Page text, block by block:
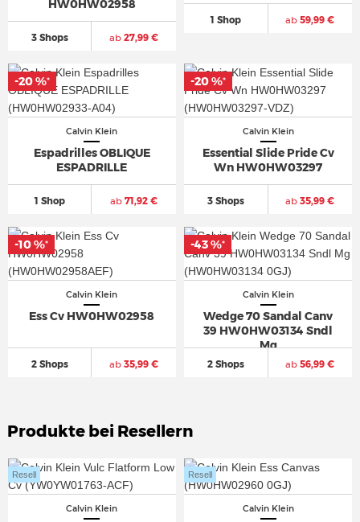
HW0HW02958
3 Shops ab27,99 €
1 Shop ab 59,99 €
Calvin Klein
Espadrilles OBLIQUE
ESPADRILLE
1 Shop ab71,92 €
-20 %*
Calvin Klein
Essential Slide Pride Cv
Wn HW0HW03297
3 Shops ab 35,99 €
-20 %*
Calvin Klein
Ess Cv HW0HW02958
2 Shops ab35,99 €
-10 %*
Calvin Klein
Wedge 70 Sandal Canv
39 HW0HW03134 Sndl
Mg
2 Shops ab 56,99 €
-43 %*
Produkte bei Resellern
Calvin Klein
Resell
Calvin Klein
Resell